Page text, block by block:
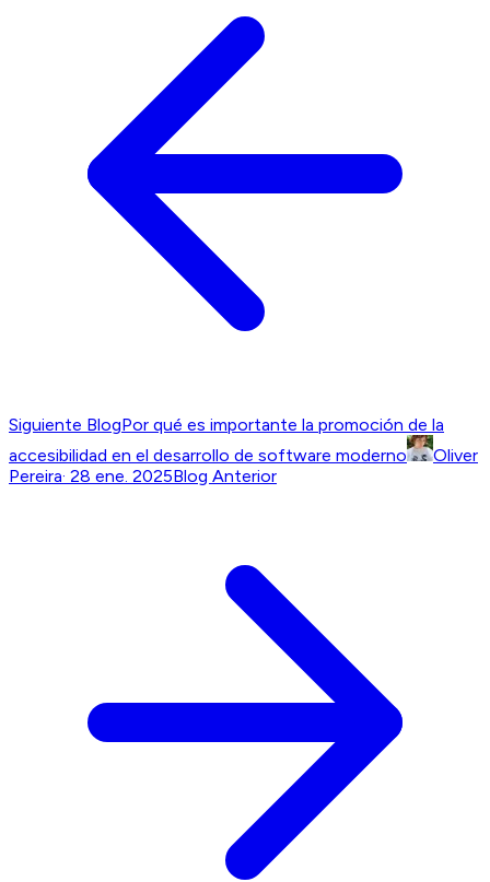
Siguiente BlogPor qué es importante la promoción de la
accesibilidad en el desarrollo de software moderno
Oliver
Pereira· 28 ene. 2025Blog Anterior